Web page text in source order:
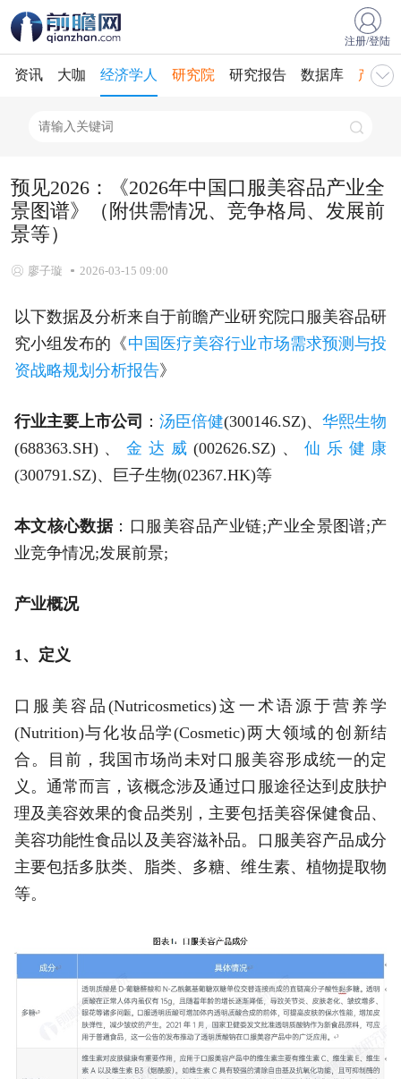
注册/登陆
资讯 大咖 经济学人 研究院 研究报告 数据库 产业
预见2026：《2026年中国口服美容品产业全
景图谱》（附供需情况、竞争格局、发展前
景等）
廖子璇 2026-03-15 09:00
以下数据及分析来自于前瞻产业研究院口服美容品研
究小组发布的《中国医疗美容行业市场需求预测与投
资战略规划分析报告》
行业主要上市公司 ：汤臣倍健(300146.SZ)、华熙生物
(688363.SH)、金达威(002626.SZ)、 仙乐健康
(300791.SZ)、巨子生物(02367.HK)等
本文核心数据：口服美容品产业链;产业全景图谱;产
业竞争情况;发展前景;
产业概况
1、定义
口服美容品(Nutricosmetics)这一术语源于营养学
(Nutrition)与化妆品学(Cosmetic)两大领域的创新结
合。目前，我国市场尚未对口服美容形成统一的定
义。通常而言，该概念涉及通过口服途径达到皮肤护
理及美容效果的食品类别，主要包括美容保健食品、
美容功能性食品以及美容滋补品。口服美容产品成分
主要包括多肽类、脂类、多糖、维生素、植物提取物
等。